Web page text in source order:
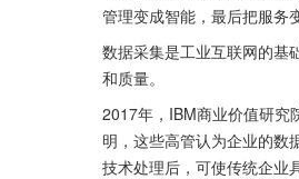
管理变成智能，最后把服务
数据采集是工业互联网的基
和质量。
2017年，IBM商业价值研究
明，这些高管认为企业的数
技术处理后，可使传统企业